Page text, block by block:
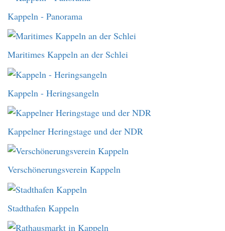
Kappeln - Panorama
Maritimes Kappeln an der Schlei
Kappeln - Heringsangeln
Kappelner Heringstage und der NDR
Verschönerungsverein Kappeln
Stadthafen Kappeln